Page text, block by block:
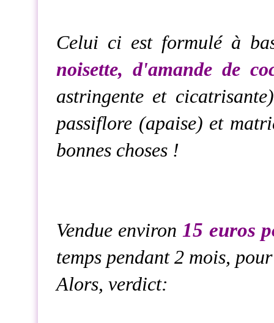
Celui ci est formulé à
noisette, d'amande de
astringente et
passiflore (apaise) et
bonnes choses !
Vendue environ 15 euros
temps pendant 2 mois,
Alors, verdict: